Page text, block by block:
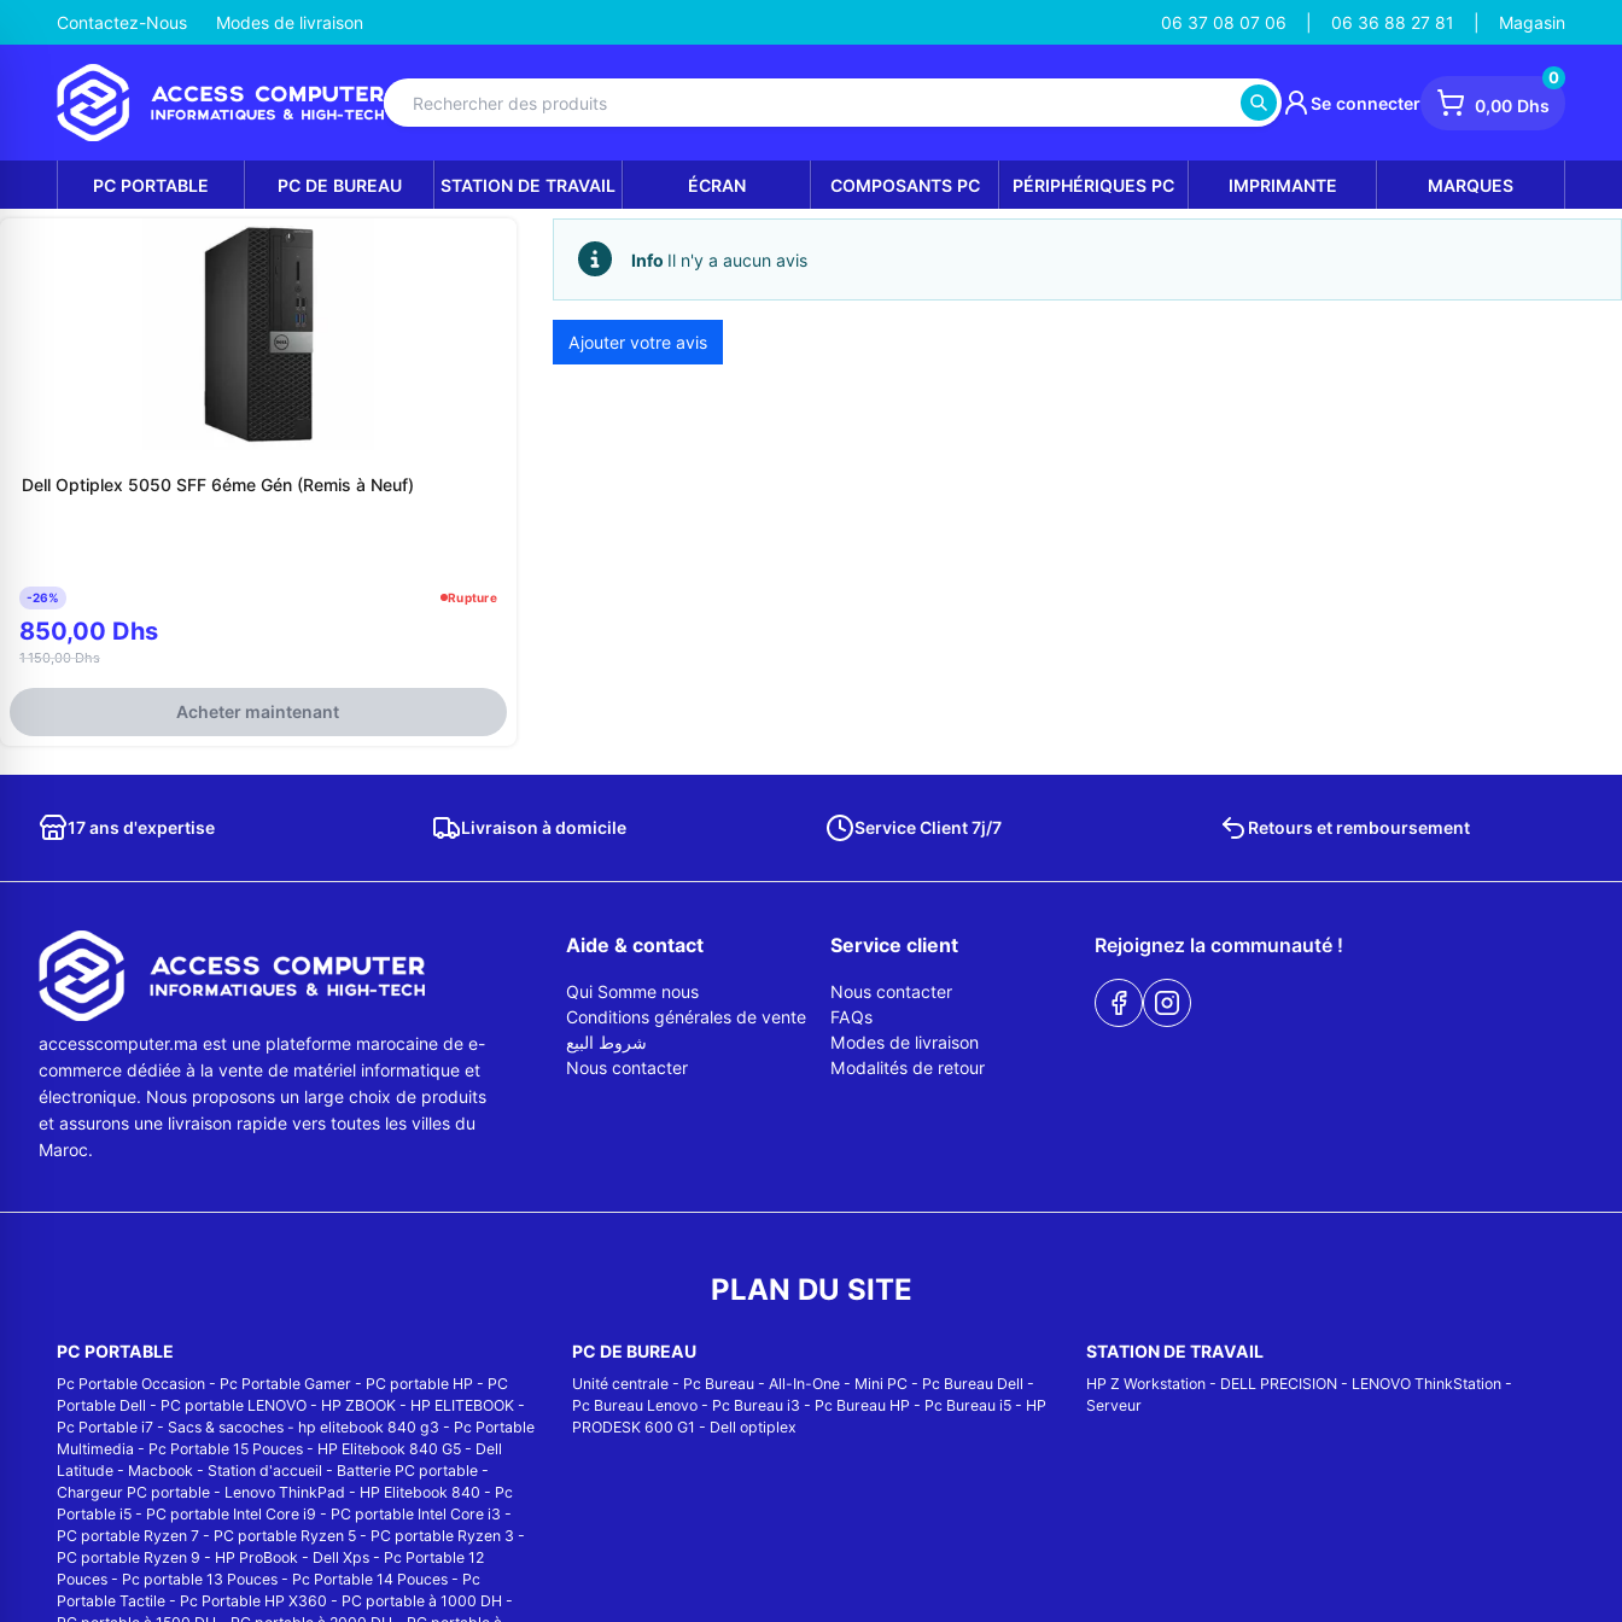
Contactez-Nous Modes de livraison 06 37 08 07 06 06 36 88 27 81 Magasin
Se connecter 0,00 Dhs
0
PC PORTABLE PC DE BUREAU STATION DE TRAVAIL ÉCRAN COMPOSANTS PC PÉRIPHÉRIQUES PC IMPRIMANTE MARQUES
Dell Optiplex 5050 SFF 6éme Gén (Remis à Neuf)
-26% Rupture
850,00 Dhs
1 150,00 Dhs
Acheter maintenant
Info Il n'y a aucun avis
Ajouter votre avis
17 ans d'expertise Livraison à domicile Service Client 7j/7 Retours et remboursement
accesscomputer.ma est une plateforme marocaine de e-
commerce dédiée à la vente de matériel informatique et
électronique. Nous proposons un large choix de produits
et assurons une livraison rapide vers toutes les villes du
Maroc.
Aide & contact
Qui Somme nous
Conditions générales de vente
شروط البيع
Nous contacter
Service client
Nous contacter
FAQs
Modes de livraison
Modalités de retour
Rejoignez la communauté !
PLAN DU SITE
PC PORTABLE
Pc Portable Occasion - Pc Portable Gamer - PC portable HP - PC
Portable Dell - PC portable LENOVO - HP ZBOOK - HP ELITEBOOK -
Pc Portable i7 - Sacs & sacoches - hp elitebook 840 g3 - Pc Portable
Multimedia - Pc Portable 15 Pouces - HP Elitebook 840 G5 - Dell
Latitude - Macbook - Station d'accueil - Batterie PC portable -
Chargeur PC portable - Lenovo ThinkPad - HP Elitebook 840 - Pc
Portable i5 - PC portable Intel Core i9 - PC portable Intel Core i3 -
PC portable Ryzen 7 - PC portable Ryzen 5 - PC portable Ryzen 3 -
PC portable Ryzen 9 - HP ProBook - Dell Xps - Pc Portable 12
Pouces - Pc portable 13 Pouces - Pc Portable 14 Pouces - Pc
Portable Tactile - Pc Portable HP X360 - PC portable à 1000 DH -
PC DE BUREAU
Unité centrale- Pc Bureau- All-In-One- Mini PC- Pc Bureau Dell -
Pc Bureau Lenovo- Pc Bureau i3 - Pc Bureau HP - Pc Bureau i5- HP
PRODESK 600 G1 - Dell optiplex
STATION DE TRAVAIL
HP Z Workstation - DELL PRECISION - LENOVO ThinkStation -
Serveur